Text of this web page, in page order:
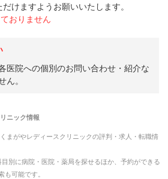
けますようお願いいたします。
おりません
医院への個別のお問い合わせ・紹介な
ん。
ニック情報
くまがやレディースクリニックの評判・求人・転職情
別に病院・医院・薬局を探せるほか、予約ができる
も可能です。